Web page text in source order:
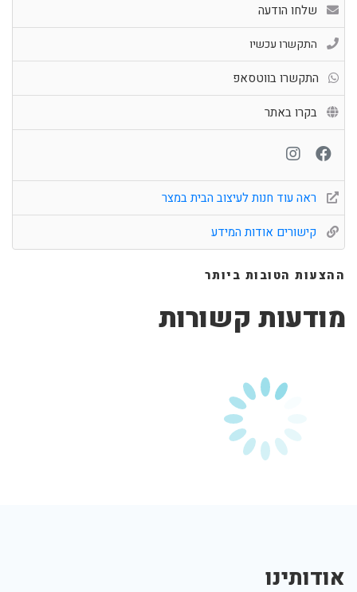
שלחו הודעה
התקשרו עכשיו
התקשרו בווטסאפ
בקרו באתר
ראה עוד חנות לעיצוב הבית במצר
קישורים אודות המידע
ההצעות הטובות ביותר
מודעות קשורות
אודותינו